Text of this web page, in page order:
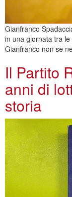
Gianfranco
in una giornata tra le
Gianfranco non se
Il Partito
anni di
storia